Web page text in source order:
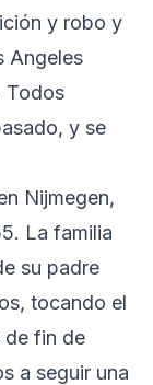
y robo y
Angeles
Todos
y se
Nijmegen,
La familia
su padre
tocando el
de fin de
a seguir una